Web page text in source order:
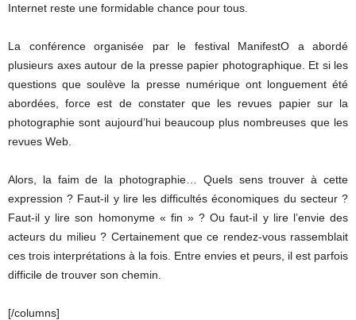
Internet reste une formidable chance pour tous.
La conférence organisée par le festival ManifestO a abordé
plusieurs axes autour de la presse papier photographique. Et si les
questions que soulève la presse numérique ont longuement été
abordées, force est de constater que les revues papier sur la
photographie sont aujourd’hui beaucoup plus nombreuses que les
revues Web.
Alors, la faim de la photographie… Quels sens trouver à cette
expression ? Faut-il y lire les difficultés économiques du secteur ?
Faut-il y lire son homonyme « fin » ? Ou faut-il y lire l’envie des
acteurs du milieu ? Certainement que ce rendez-vous rassemblait
ces trois interprétations à la fois. Entre envies et peurs, il est parfois
difficile de trouver son chemin.
[/columns]